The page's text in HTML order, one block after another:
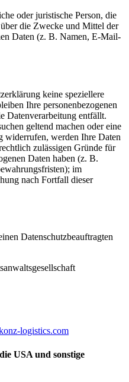
oder juristische Person, die
die Zwecke und Mittel der
Daten (z. B. Namen, E-Mail-
keine speziellere
Ihre personenbezogenen
Datenverarbeitung entfällt.
geltend machen oder eine
werden Ihre Daten
zulässigen Gründe für
Daten haben (z. B.
im
nach Fortfall dieser
Datenschutzbeauftragten
logistics.com
USA und sonstige